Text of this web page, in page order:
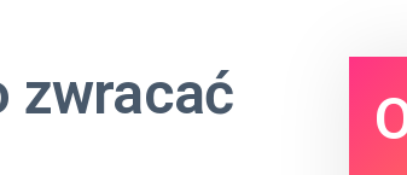
zwracać